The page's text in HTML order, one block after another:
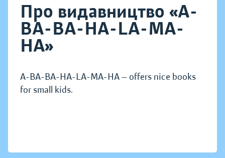
Про видавництво «A-
BA-BA-HA-LA-MA-
HA»
A-BA-BA-HA-LA-MA-HA — offers nice books
for small kids.